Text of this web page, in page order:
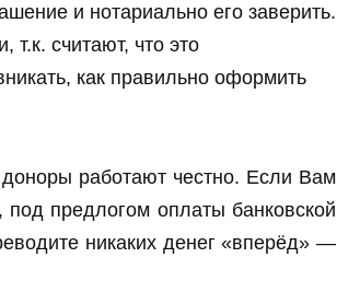
и нотариально его заверить.
т.к. считают, что это
как правильно оформить
работают честно. Если Вам
предлогом оплаты банковской
никаких денег «вперёд» —